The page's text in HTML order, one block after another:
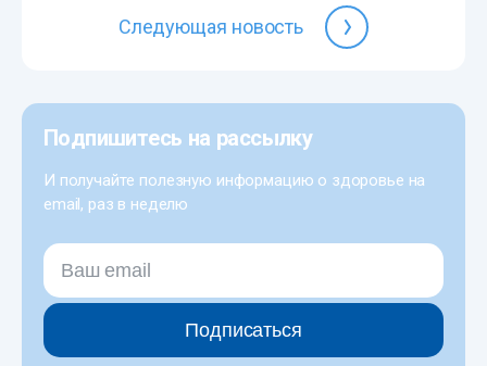
Следующая новость
Подпишитесь на рассылку
И получайте полезную информацию о здоровье на
email, раз в неделю
Подписаться